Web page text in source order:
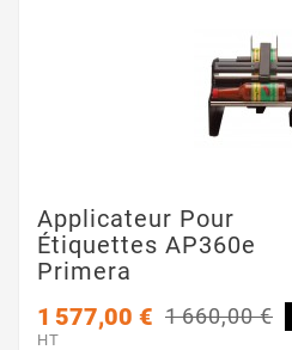
Applicateur Pour
Étiquettes AP360e
Primera
1 577,00 € 1 660,00 €
HT